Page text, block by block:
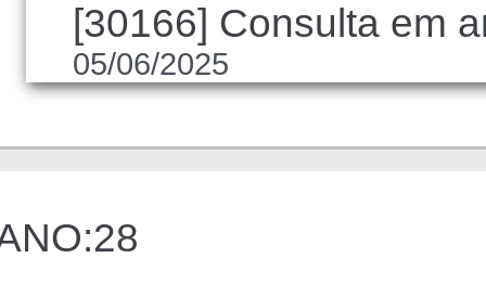
[30166] Consulta em
05/06/2025